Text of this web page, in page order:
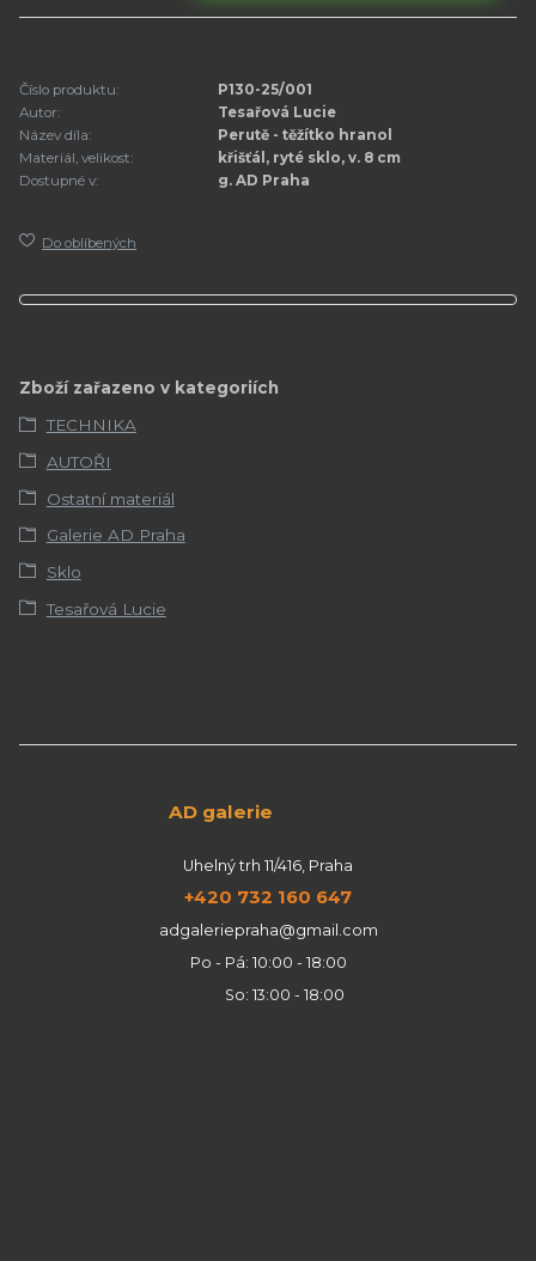
Číslo produktu:
P130-25/001
Autor:
Tesařová Lucie
Název díla:
Perutě - těžítko hranol
Materiál, velikost:
křišťál, ryté sklo, v. 8 cm
Dostupné v:
g. AD Praha
Do oblíbených
Zboží zařazeno v kategoriích
TECHNIKA
AUTOŘI
Ostatní materiál
Galerie AD Praha
Sklo
Tesařová Lucie
AD galerie
Uhelný trh 11/416, Praha
+420 732 160 647
adgaleriepraha@gmail.com
Po - Pá: 10:00 - 18:00
So: 13:00 - 18:00